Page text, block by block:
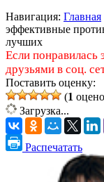
Навигация: Главная
эффективные
лучших
Если понравилась
друзьями в соц.
Поставить оценку:
(1
Загрузка...
Распечатать